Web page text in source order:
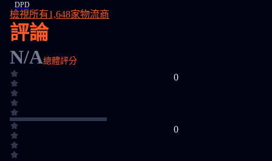
DPD
檢視所有1,648家物流商
評論
N/A總體評分
0
0